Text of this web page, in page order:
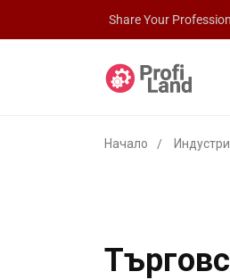
Share Your
Начало